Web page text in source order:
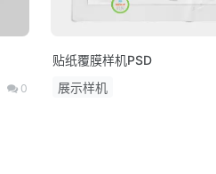
0
贴纸覆膜样机PSD
展示样机